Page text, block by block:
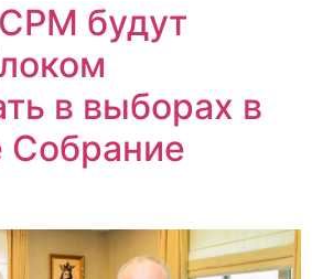
будут
в выборах в
Собрание